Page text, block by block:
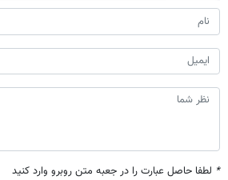
* لطفا حاصل عبارت را در جعبه متن روبرو وارد کنید